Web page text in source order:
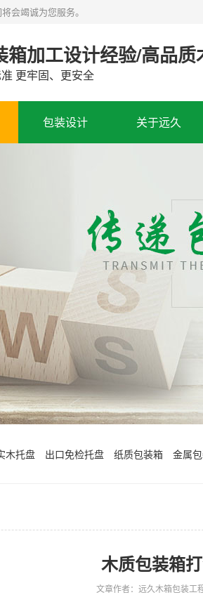
会竭诚为您服务。
箱加工设计经验/高品
更牢固、更安全
包装设计 关于远久
木托盘 出口免检托盘 纸质包装箱 金属
木质包装箱
文章作者：远久木箱包装工